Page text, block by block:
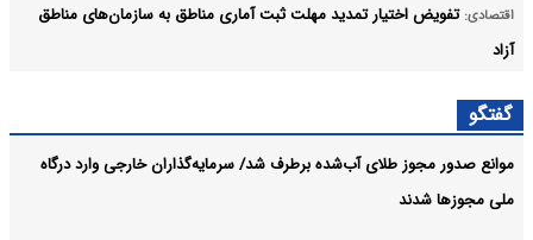
اقتصادی: تفویض اختیار تمدید مهلت ثبت آماری مناطق به سازمان‌های مناطق
آزاد
اقتصادی: برگزاری جلسه کمیسیون اقتصاد هیئت دولت
آرشیو
گفتگو
موانع صدور مجوز طلای آب‌شده برطرف شد/ سرمایه‌گذاران خارجی وارد درگاه
ملی مجوزها شدند